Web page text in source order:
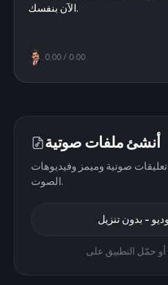
0:00 / 0:00
أنشئ ملفات صوتية
تعليقات صوتية وميمز وفيديوهات TikTok. اكتب النص ونزّل
الصوت.
- بدون تنزيل
أو حمّل التطبيق على